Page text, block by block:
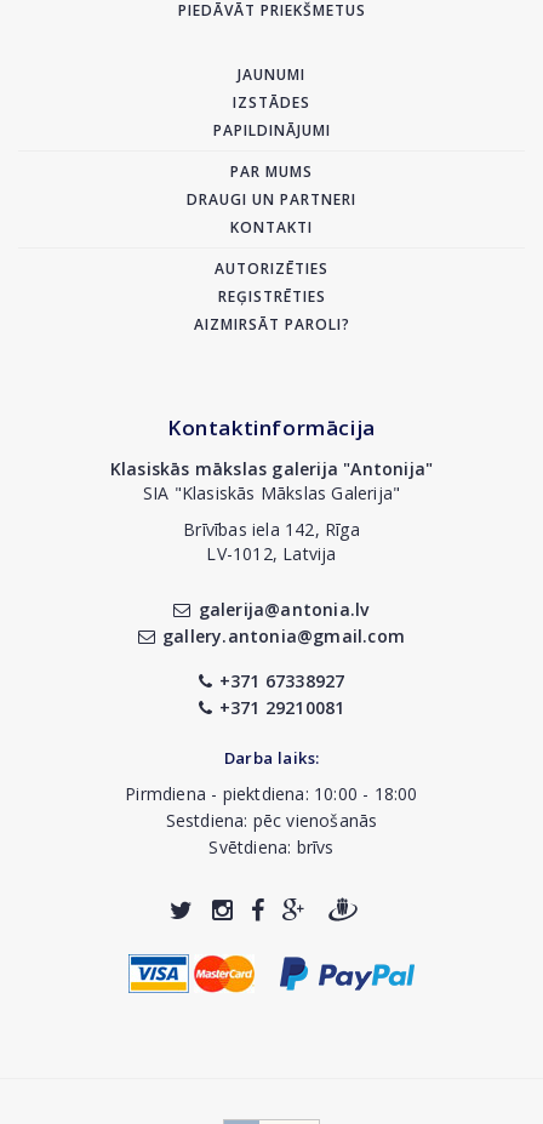
PIEDĀVĀT PRIEKŠMETUS
JAUNUMI
IZSTĀDES
PAPILDINĀJUMI
PAR MUMS
DRAUGI UN PARTNERI
KONTAKTI
AUTORIZĒTIES
REĢISTRĒTIES
AIZMIRSĀT PAROLI?
Kontaktinformācija
Klasiskās mākslas galerija "Antonija"
SIA "Klasiskās Mākslas Galerija"
Brīvības iela 142, Rīga
LV-1012, Latvija
galerija@antonia.lv
gallery.antonia@gmail.com
+371 67338927
+371 29210081
Darba laiks:
Pirmdiena - piektdiena: 10:00 - 18:00
Sestdiena: pēc vienošanās
Svētdiena: brīvs